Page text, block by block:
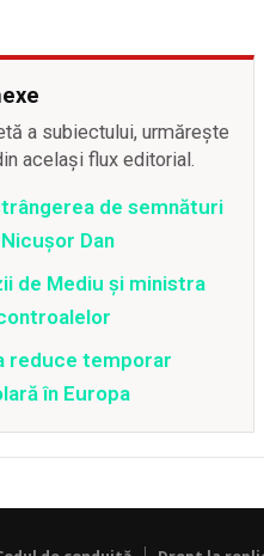
a subiectului, urmărește
același flux editorial.
de semnături
Dan
de Mediu şi ministra
reduce temporar
în Europa